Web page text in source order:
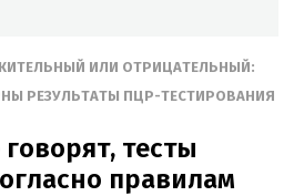
ИЛИ ОТРИЦАТЕЛЬНЫЙ:
РЕЗУЛЬТАТЫ ПЦР-ТЕСТИРОВАНИЯ
тесты
правилам